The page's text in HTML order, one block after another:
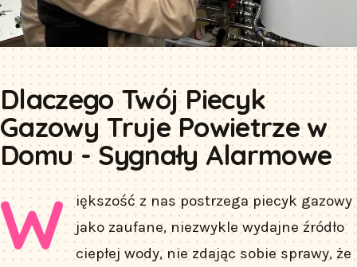
Dlaczego Twój Piecyk
Gazowy Truje Powietrze w
Domu - Sygnały Alarmowe
W
iększość z nas postrzega piecyk gazowy
jako zaufane, niezwykle wydajne źródło
ciepłej wody, nie zdając sobie sprawy, że